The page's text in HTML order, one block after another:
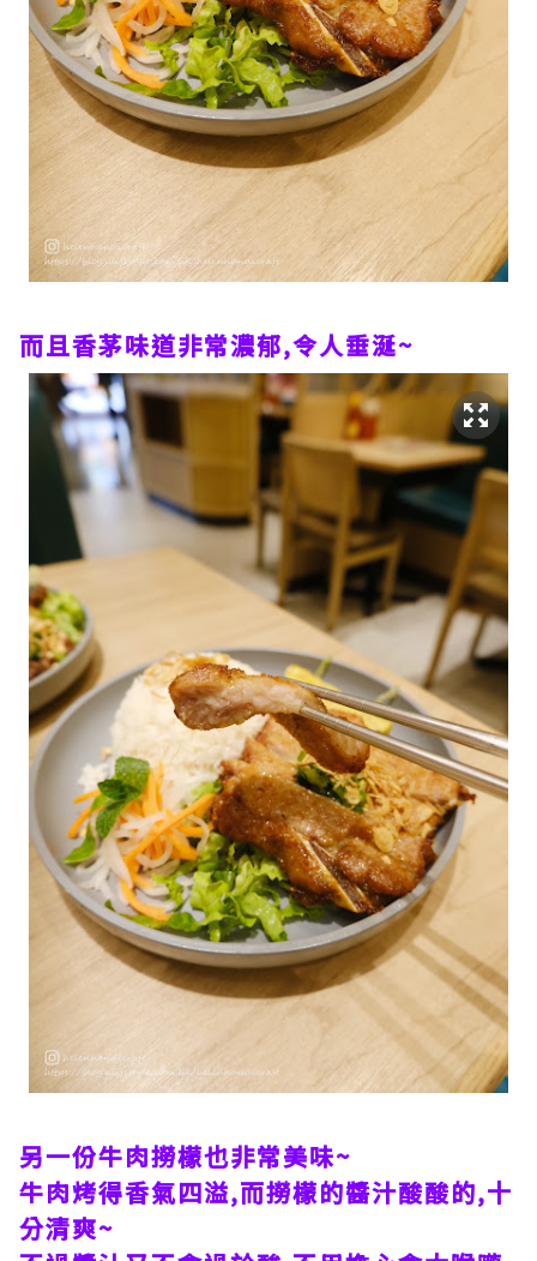
而且香茅味道非常濃郁,令人垂涎~
另一份牛肉撈檬也非常美味~
牛肉烤得香氣四溢,而撈檬的醬汁酸酸的,十
分清爽~